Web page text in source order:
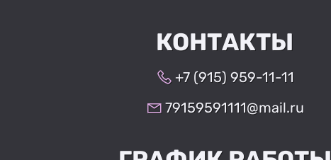
КОНТАКТЫ
+7 (915) 959-11-11
79159591111@mail.ru